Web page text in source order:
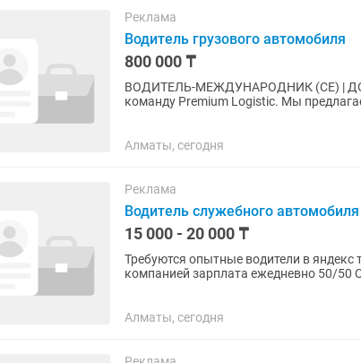
Реклама
Водитель грузового автомобиля
800 000 ₸
ВОДИТЕЛЬ-МЕЖДУНАРОДНИК (CE) | ДОСТОЙНАЯ ОПЛАТА
команду Premium Logistic. Мы предлагаем: • Оклад — 100 000 тг • 50 тг за каждый километр • 10
Алматы, сегодня
Реклама
Водитель служебного автомобиля
15 000 - 20 000 ₸
Требуются опытные водители в яндекс такси Машина комфорт и комфорт+
Алматы, сегодня